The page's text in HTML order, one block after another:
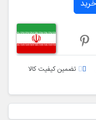
تضمین کیفیت کالا